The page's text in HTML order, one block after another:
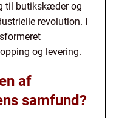
til butikskæder og
revolution. I
og levering.
af
samfund?